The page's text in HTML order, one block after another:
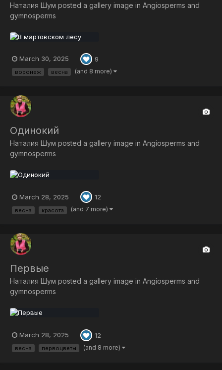
Наталия Шум posted a gallery image in Angiosperms and
gymnosperms
March 30, 2025 9
воронеж весна (and 8 more)
Одинокий
Наталия Шум posted a gallery image in Angiosperms and
gymnosperms
March 28, 2025 12
весна красота (and 7 more)
Первые
Наталия Шум posted a gallery image in Angiosperms and
gymnosperms
March 28, 2025 12
весна первоцветы (and 8 more)